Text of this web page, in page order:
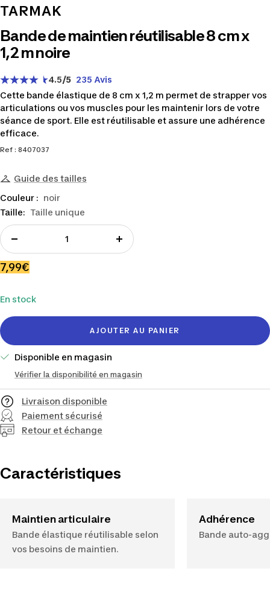
TARMAK
Bande de maintien réutilisable 8 cm x
1,2 m noire
4.5/5 235 Avis
Cette bande élastique de 8 cm x 1,2 m permet de strapper vos
articulations ou vos muscles pour les maintenir lors de votre
séance de sport. Elle est réutilisable et assure une adhérence
efficace.
Ref : 8407037
Guide des tailles
Taille: Taille unique
Couleur : noir
la
quantité
Augmenter
Prix
vente
7,99€
En stock
AJOUTER AU PANIER
Disponible en magasin
Vérifier la disponibilité en magasin
Livraison disponible
Paiement sécurisé
Retour et échange
Caractéristiques
Maintien articulaire
Bande élastique réutilisable selon
vos besoins de maintien.
Adhérence
Bande auto-